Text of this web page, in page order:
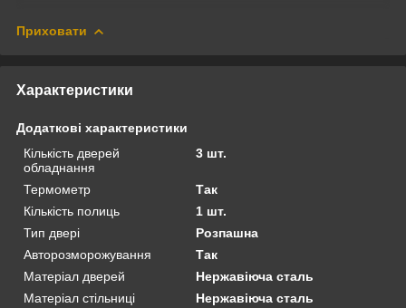
Приховати
Характеристики
Додаткові характеристики
Кількість дверей
обладнання
3 шт.
Термометр
Так
Кількість полиць
1 шт.
Тип двері
Розпашна
Авторозморожування
Так
Матеріал дверей
Нержавіюча сталь
Матеріал стільниці
Нержавіюча сталь